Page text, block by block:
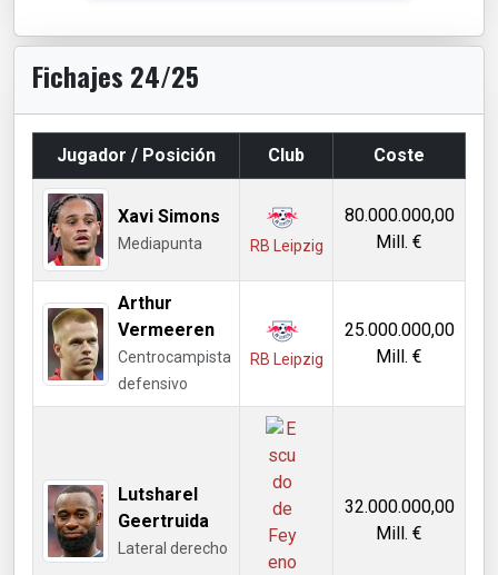
Fichajes 24/25
Jugador / Posición Club Coste
Xavi Simons
Mediapunta RB Leipzig
80.000.000,00
Mill. €
Arthur
Vermeeren
Centrocampista
defensivo
RB Leipzig
25.000.000,00
Mill. €
Lutsharel
Geertruida
Lateral derecho
32.000.000,00
Mill. €